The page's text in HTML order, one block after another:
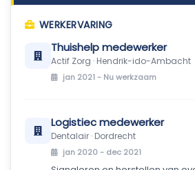
WERKERVARING
Thuishelp medewerker
Actif Zorg · Hendrik-ido-Ambacht
jan 2021 - Nu werkzaam
Logistiec medewerker
Dentalair · Dordrecht
jan 2020 - dec 2021